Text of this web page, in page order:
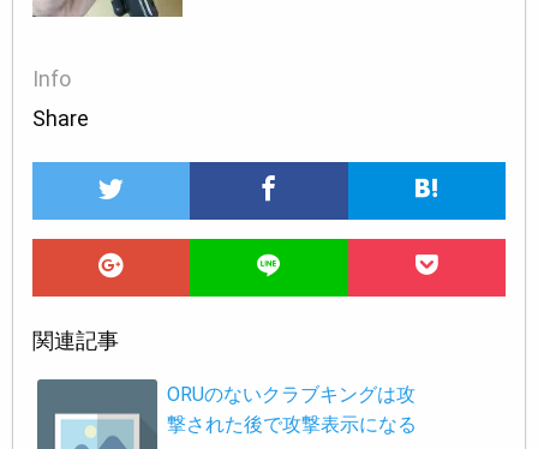
Info
Share
関連記事
ORUのないクラブキングは攻
撃された後で攻撃表示になる